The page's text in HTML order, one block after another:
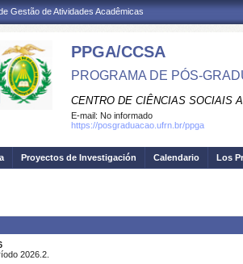
Gestão de Atividades Acadêmicas
PPGA/CCSA
PROGRAMA DE PÓS-
CENTRO DE CIÊNCIAS SOCIAIS
E-mail: No informado
https://posgraduacao.ufrn.br/ppga
Proyectos de Investigación Calendario Los
2026.2.